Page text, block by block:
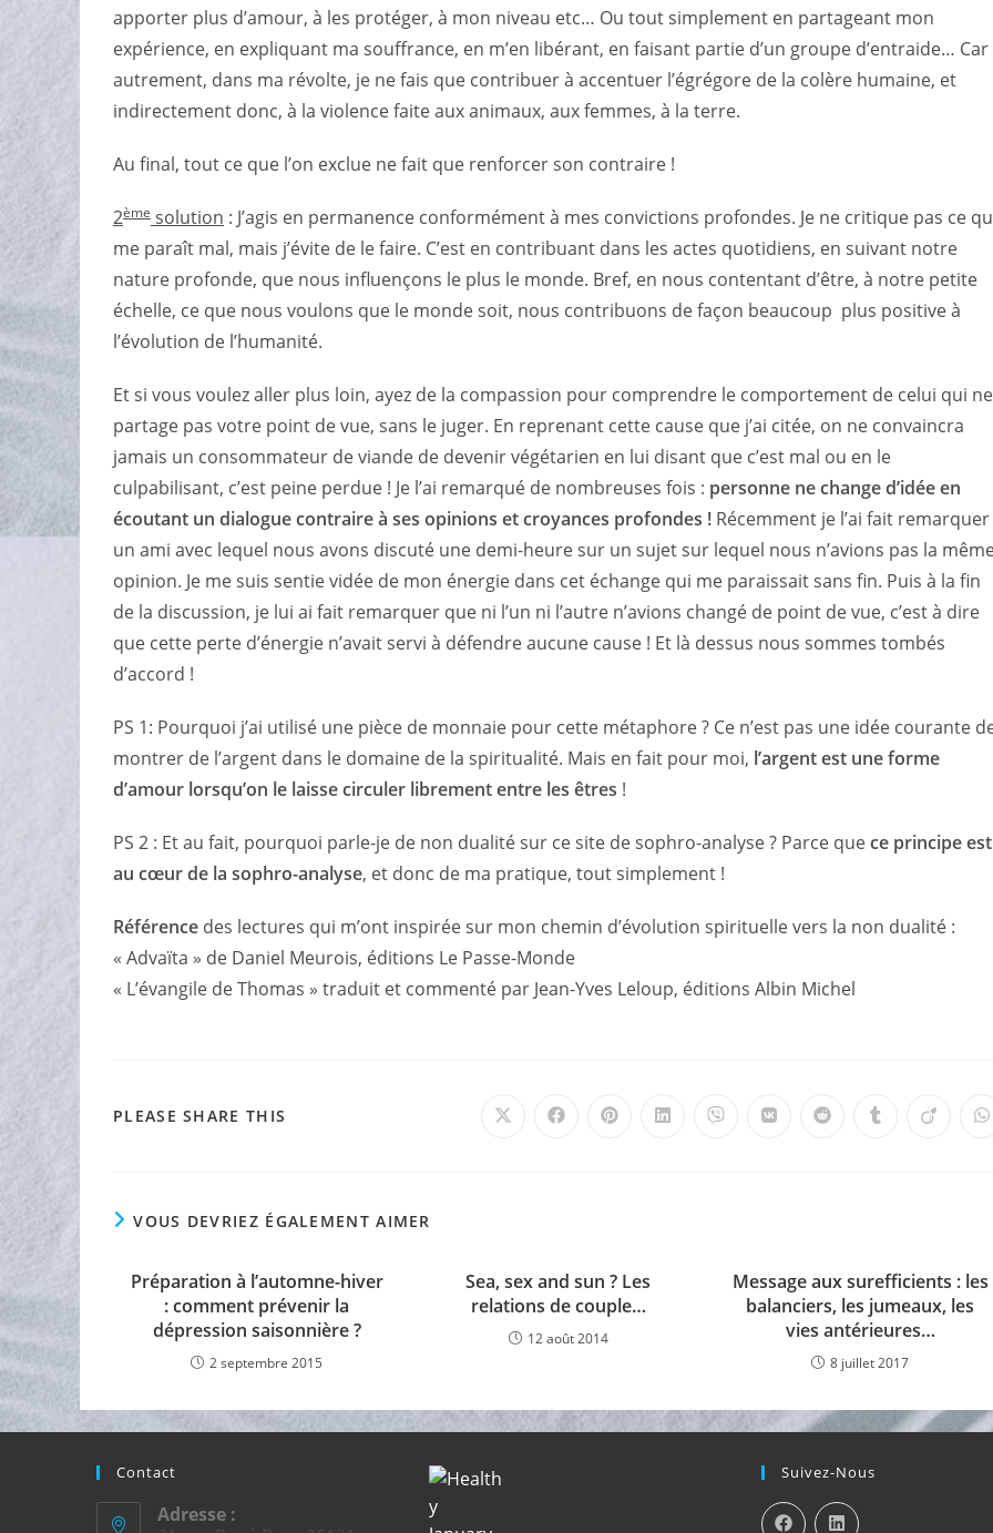
apporter plus d’amour, à les protéger, à mon niveau etc… Ou tout simplement en partageant mon
expérience, en expliquant ma souffrance, en m’en libérant, en faisant partie d’un groupe d’entraide… Car
autrement, dans ma révolte, je ne fais que contribuer à accentuer l’égrégore de la colère humaine, et
indirectement donc, à la violence faite aux animaux, aux femmes, à la terre.
Au final, tout ce que l’on exclue ne fait que renforcer son contraire !
2ème solution : J’agis en permanence conformément à mes convictions profondes. Je ne critique pas ce
me paraît mal, mais j’évite de le faire. C’est en contribuant dans les actes quotidiens, en suivant notre
nature profonde, que nous influençons le plus le monde. Bref, en nous contentant d’être, à notre petite
échelle, ce que nous voulons que le monde soit, nous contribuons de façon beaucoup plus positive à
l’évolution de l’humanité.
Et si vous voulez aller plus loin, ayez de la compassion pour comprendre le comportement de celui qui ne
partage pas votre point de vue, sans le juger. En reprenant cette cause que j’ai citée, on ne convaincra
jamais un consommateur de viande de devenir végétarien en lui disant que c’est mal ou en le
culpabilisant, c’est peine perdue ! Je l’ai remarqué de nombreuses fois : personne ne change d’idée en
écoutant un dialogue contraire à ses opinions et croyances profondes ! Récemment je l’ai fait remarquer
un ami avec lequel nous avons discuté une demi-heure sur un sujet sur lequel nous n’avions pas la
opinion. Je me suis sentie vidée de mon énergie dans cet échange qui me paraissait sans fin. Puis à la fin
de la discussion, je lui ai fait remarquer que ni l’un ni l’autre n’avions changé de point de vue, c’est à dire
que cette perte d’énergie n’avait servi à défendre aucune cause ! Et là dessus nous sommes tombés
d’accord !
PS 1: Pourquoi j’ai utilisé une pièce de monnaie pour cette métaphore ? Ce n’est pas une idée courante
montrer de l’argent dans le domaine de la spiritualité. Mais en fait pour moi, l’argent est une forme
d’amour lorsqu’on le laisse circuler librement entre les êtres !
PS 2 : Et au fait, pourquoi parle-je de non dualité sur ce site de sophro-analyse ? Parce quece principe est
au cœur de la sophro-analyse, et donc de ma pratique, tout simplement !
Référence des lectures qui m’ont inspirée sur mon chemin d’évolution spirituelle vers la non dualité :
« Advaïta » de Daniel Meurois, éditions Le Passe-Monde
« L’évangile de Thomas » traduit et commenté par Jean-Yves Leloup, éditions Albin Michel
PLEASE SHARE THIS Ouvrir Ouvrir Ouvrir Ouvrir Ouvrir Ouvrir Ouvrir Ouvrir Ouvrir
VOUS DEVRIEZ ÉGALEMENT AIMER
Préparation à l’automne-hiver
: comment prévenir la
dépression saisonnière ?
2 septembre 2015
Sea, sex and sun ? Les
relations de couple…
12 août 2014
Message aux surefficients : les
balanciers, les jumeaux, les
vies antérieures…
8 juillet 2017
Contact
Adresse :
Suivez-Nous